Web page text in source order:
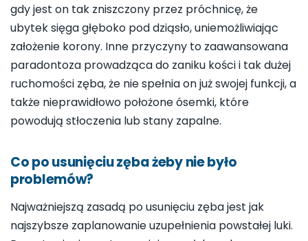
gdy jest on tak zniszczony przez próchnicę, że
ubytek sięga głęboko pod dziąsło, uniemożliwiając
założenie korony. Inne przyczyny to zaawansowana
paradontoza prowadząca do zaniku kości i tak dużej
ruchomości zęba, że nie spełnia on już swojej funkcji, a
także nieprawidłowo położone ósemki, które
powodują stłoczenia lub stany zapalne.
Co po usunięciu zęba żeby nie było
problemów?
Najważniejszą zasadą po usunięciu zęba jest jak
najszybsze zaplanowanie uzupełnienia powstałej luki.